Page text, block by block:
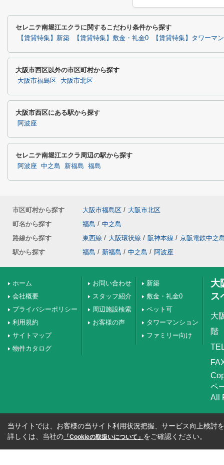
セレニテ南堀江エクラに関するこだわり条件から探す
【賃貸特集】新築 【賃貸特集】敷金・礼金0 【賃貸特集】タワーマ
大阪市西区以外の市区町村から探す
大阪市福島区 大阪市北区
大阪市西区にある駅から探す
阿波座
セレニテ南堀江エクラ周辺の駅から探す
阿波座 中之島 新福島 福島
市区町村から探す 大阪市福島区 / 大阪市北区
町名から探す
福島 / 中之島
路線から探す
東西線 / 大阪環状線 / 阪神本線 / 京阪電鉄中之
駅から探す
福島 / 新福島 / 中之島 / 阿波座
ホーム
会社概要
プライバシーポリシー
利用規約
サイトマップ
物件カタログ
お問い合わせ
スタッフ紹介
周辺施設検索
お客様の声
新築
敷金・礼金0
ペット可
タワーマンション
ファミリー向け
大
ス
大
階
ペ
All
当サイトでは、お客様の当サイト利用状況把握、サービス向上検討
詳しくは、当社の 「Cookieの取扱いについて」 をご確認ください。